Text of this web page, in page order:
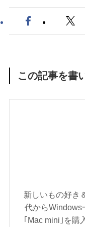
この記事を書
新しいもの好き
代からWindows
｢Mac mini｣を購